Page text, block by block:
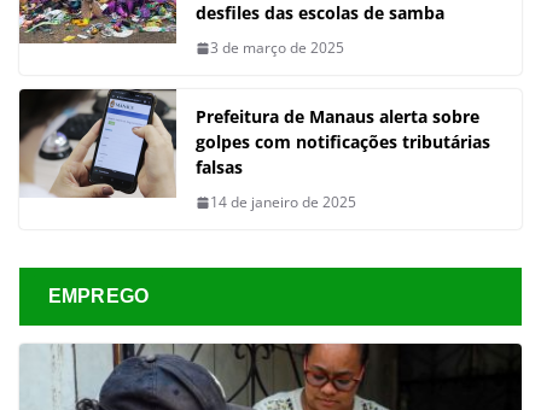
desfiles das escolas de samba
3 de março de 2025
Prefeitura de Manaus alerta sobre
golpes com notificações tributárias
falsas
14 de janeiro de 2025
EMPREGO